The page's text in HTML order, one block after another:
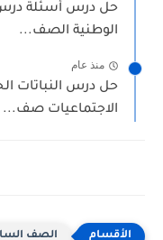
حل درس أسئلة درس
الوطنية الصف...
منذ عام
حل درس النباتات
الاجتماعيات صف...
الصف